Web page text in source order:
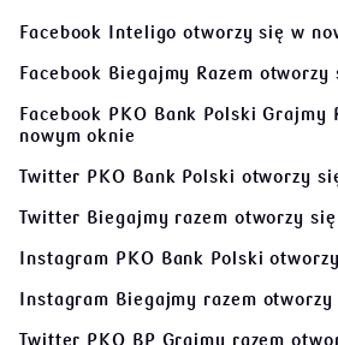
Facebook Inteligo otworzy się w
Facebook Biegajmy Razem otworzy
Facebook PKO Bank Polski Grajmy
nowym oknie
Twitter PKO Bank Polski otworzy
Twitter Biegajmy razem otworzy
Instagram PKO Bank Polski
Instagram Biegajmy razem otworzy
Twitter PKO BP Grajmy razem